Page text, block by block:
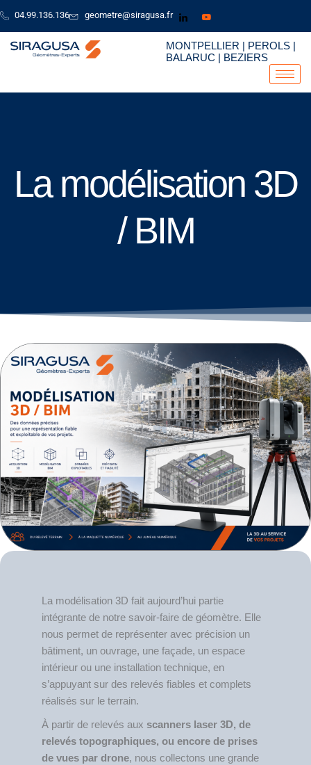
contenu
04.99.136.136 geometre@siragusa.fr
MONTPELLIER | PEROLS |
BALARUC | BEZIERS
La modélisation 3D
/ BIM
La modélisation 3D fait aujourd’hui partie
intégrante de notre savoir-faire de géomètre. Elle
nous permet de représenter avec précision un
bâtiment, un ouvrage, une façade, un espace
intérieur ou une installation technique, en
s’appuyant sur des relevés fiables et complets
réalisés sur le terrain.
À partir de relevés aux scanners laser 3D, de
relevés topographiques, ou encore de prises
de vues par drone, nous collectons une grande